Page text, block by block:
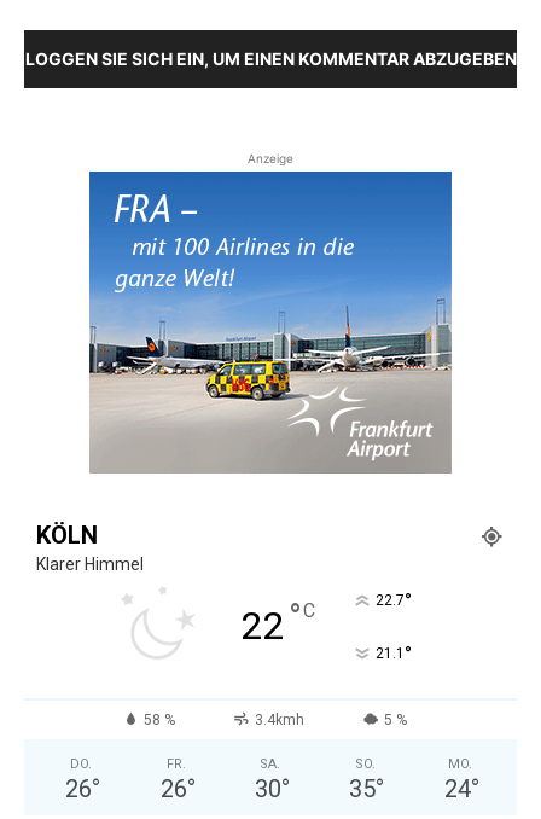
LOGGEN SIE SICH EIN, UM EINEN KOMMENTAR ABZUGEBEN
Anzeige
KÖLN
Klarer Himmel
22 °C 22.7°
21.1 °
58 % 3.4kmh 5 %
DO.
26°
FR.
26°
SA.
30°
SO.
35°
MO.
24°